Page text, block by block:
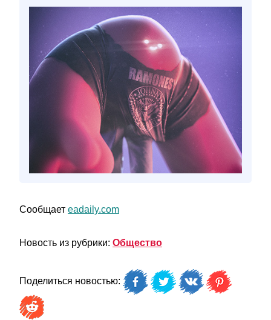
Сообщает eadaily.com
Новость из рубрики: Общество
Поделиться новостью: